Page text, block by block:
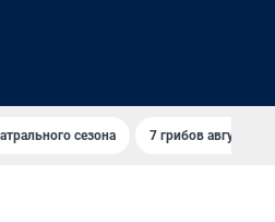
сезона 7 грибов августа